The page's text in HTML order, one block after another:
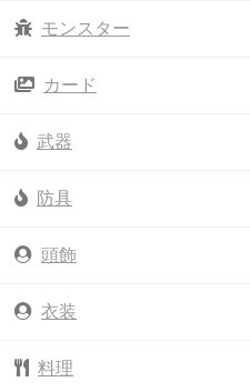
モンスター
カード
武器
防具
頭飾
衣装
料理